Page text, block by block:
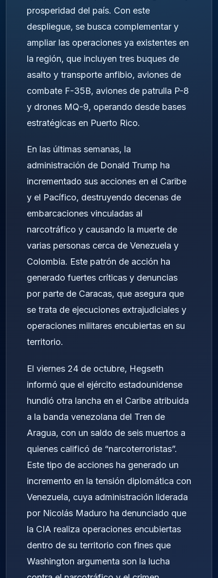
prosperidad del país. Con este
despliegue, se busca complementar y
ampliar las operaciones ya existentes en
la región, que incluyen tres buques de
asalto y transporte anfibio, aviones de
combate F-35B, aviones de patrulla P-8
y drones MQ-9, operando desde bases
estratégicas en Puerto Rico.
En las últimas semanas, la
administración de Donald Trump ha
incrementado sus acciones en el Caribe
y el Pacífico, destruyendo decenas de
embarcaciones vinculadas al
narcotráfico y causando la muerte de
varias personas cerca de Venezuela y
Colombia. Este patrón de acción ha
generado fuertes críticas y denuncias
por parte de Caracas, que asegura que
se trata de ejecuciones extrajudiciales y
operaciones militares encubiertas en su
territorio.
El viernes 24 de octubre, Hegseth
informó que el ejército estadounidense
hundió otra lancha en el Caribe atribuida
a la banda venezolana del Tren de
Aragua, con un saldo de seis muertos a
quienes calificó de “narcoterroristas”.
Este tipo de acciones ha generado un
incremento en la tensión diplomática con
Venezuela, cuya administración liderada
por Nicolás Maduro ha denunciado que
la CIA realiza operaciones encubiertas
dentro de su territorio con fines que
Washington argumenta son la lucha